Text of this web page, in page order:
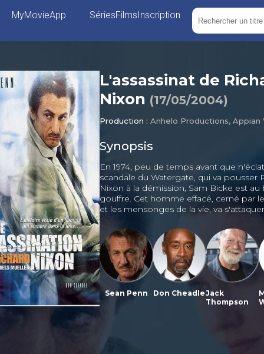
MyMovieApp SériesFilmsInscription
L'assassinat de
Nixon (17/05/2004)
Production : Anhelo Productions, Appian
Synopsis
En 1974, peu de temps avant que
scandale du Watergate, qui va pousser
Nixon à la démission, Sam Bicke est au
gouffre. Cet homme effacé, cerné par
et les mensonges de la vie, va
Etats-Unis.
Sean Penn Don CheadleJack
Thompson